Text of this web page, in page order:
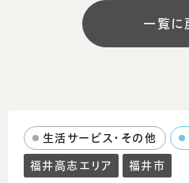
有
コメント
一覧に
生活サービス・その他
福井高志エリア
福井市